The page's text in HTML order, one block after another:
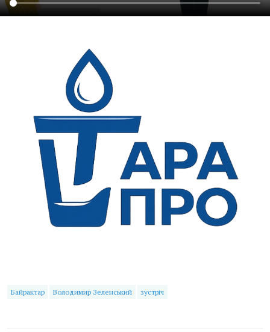
Байрактар Володимир Зеленський зустріч